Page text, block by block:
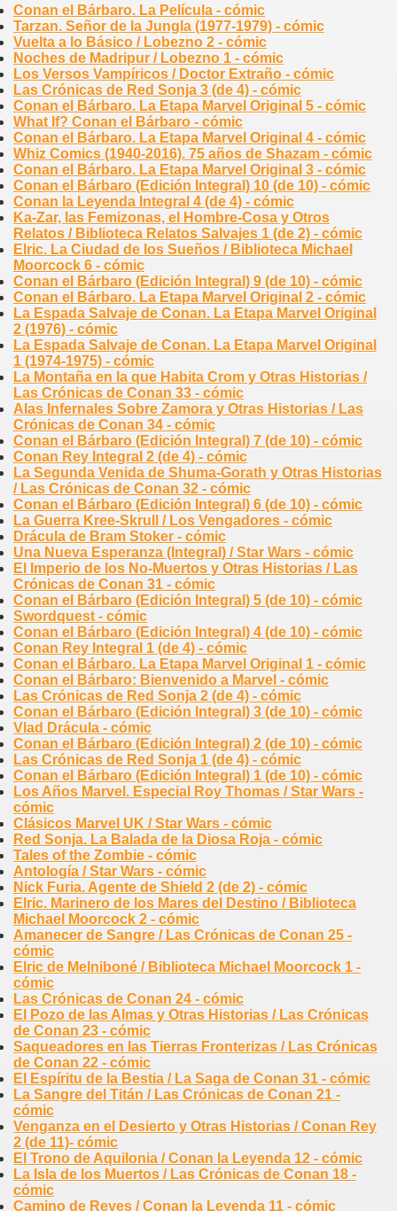
Conan el Bárbaro. La Película - cómic
Tarzan. Señor de la Jungla (1977-1979) - cómic
Vuelta a lo Básico / Lobezno 2 - cómic
Noches de Madripur / Lobezno 1 - cómic
Los Versos Vampíricos / Doctor Extraño - cómic
Las Crónicas de Red Sonja 3 (de 4) - cómic
Conan el Bárbaro. La Etapa Marvel Original 5 - cómic
What If? Conan el Bárbaro - cómic
Conan el Bárbaro. La Etapa Marvel Original 4 - cómic
Whiz Comics (1940-2016). 75 años de Shazam - cómic
Conan el Bárbaro. La Etapa Marvel Original 3 - cómic
Conan el Bárbaro (Edición Integral) 10 (de 10) - cómic
Conan la Leyenda Integral 4 (de 4) - cómic
Ka-Zar, las Femizonas, el Hombre-Cosa y Otros
Relatos / Biblioteca Relatos Salvajes 1 (de 2) - cómic
Elric. La Ciudad de los Sueños / Biblioteca Michael
Moorcock 6 - cómic
Conan el Bárbaro (Edición Integral) 9 (de 10) - cómic
Conan el Bárbaro. La Etapa Marvel Original 2 - cómic
La Espada Salvaje de Conan. La Etapa Marvel Original
2 (1976) - cómic
La Espada Salvaje de Conan. La Etapa Marvel Original
1 (1974-1975) - cómic
La Montaña en la que Habita Crom y Otras Historias /
Las Crónicas de Conan 33 - cómic
Alas Infernales Sobre Zamora y Otras Historias / Las
Crónicas de Conan 34 - cómic
Conan el Bárbaro (Edición Integral) 7 (de 10) - cómic
Conan Rey Integral 2 (de 4) - cómic
La Segunda Venida de Shuma-Gorath y Otras Historias
/ Las Crónicas de Conan 32 - cómic
Conan el Bárbaro (Edición Integral) 6 (de 10) - cómic
La Guerra Kree-Skrull / Los Vengadores - cómic
Drácula de Bram Stoker - cómic
Una Nueva Esperanza (Integral) / Star Wars - cómic
El Imperio de los No-Muertos y Otras Historias / Las
Crónicas de Conan 31 - cómic
Conan el Bárbaro (Edición Integral) 5 (de 10) - cómic
Swordquest - cómic
Conan el Bárbaro (Edición Integral) 4 (de 10) - cómic
Conan Rey Integral 1 (de 4) - cómic
Conan el Bárbaro. La Etapa Marvel Original 1 - cómic
Conan el Bárbaro: Bienvenido a Marvel - cómic
Las Crónicas de Red Sonja 2 (de 4) - cómic
Conan el Bárbaro (Edición Integral) 3 (de 10) - cómic
Vlad Drácula - cómic
Conan el Bárbaro (Edición Integral) 2 (de 10) - cómic
Las Crónicas de Red Sonja 1 (de 4) - cómic
Conan el Bárbaro (Edición Integral) 1 (de 10) - cómic
Los Años Marvel. Especial Roy Thomas / Star Wars -
cómic
Clásicos Marvel UK / Star Wars - cómic
Red Sonja. La Balada de la Diosa Roja - cómic
Tales of the Zombie - cómic
Antología / Star Wars - cómic
Nick Furia. Agente de Shield 2 (de 2) - cómic
Elric. Marinero de los Mares del Destino / Biblioteca
Michael Moorcock 2 - cómic
Amanecer de Sangre / Las Crónicas de Conan 25 -
cómic
Elric de Melniboné / Biblioteca Michael Moorcock 1 -
cómic
Las Crónicas de Conan 24 - cómic
El Pozo de las Almas y Otras Historias / Las Crónicas
de Conan 23 - cómic
Saqueadores en las Tierras Fronterizas / Las Crónicas
de Conan 22 - cómic
El Espíritu de la Bestia / La Saga de Conan 31 - cómic
La Sangre del Titán / Las Crónicas de Conan 21 -
cómic
Venganza en el Desierto y Otras Historias / Conan Rey
2 (de 11)- cómic
El Trono de Aquilonia / Conan la Leyenda 12 - cómic
La Isla de los Muertos / Las Crónicas de Conan 18 -
cómic
Camino de Reyes / Conan la Leyenda 11 - cómic